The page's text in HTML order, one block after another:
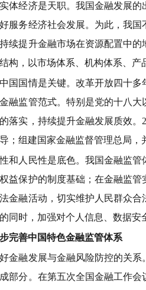
经济是天职。我国金融发展的
服务经济社会发展。为此，我
续提升金融市场在资源配置中
构，以市场体系、机构体系、产
国情是关键。改革开放四十多
融监管范式。特别是党的十八
落实，持续提升金融发展质效
；组建国家金融监督管理总局，
人民性是底色。我国金融监管
益保护的制度基础；在金融监
金融活动，切实维护人民群众
同时，加强对个人信息、数据安
完善中国特色金融监管体系
融发展与金融风险防控的关系
部分。在第五次全国金融工作